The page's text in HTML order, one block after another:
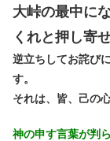
大峠の最中に
くれと押し寄
逆立ちしてお詫び
す。
それは、皆、己の
神の申す言葉が判